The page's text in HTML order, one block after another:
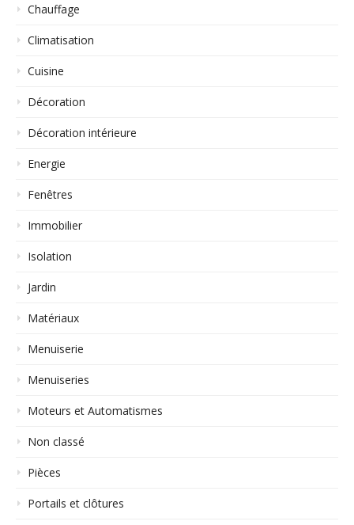
Chauffage
Climatisation
Cuisine
Décoration
Décoration intérieure
Energie
Fenêtres
Immobilier
Isolation
Jardin
Matériaux
Menuiserie
Menuiseries
Moteurs et Automatismes
Non classé
Pièces
Portails et clôtures